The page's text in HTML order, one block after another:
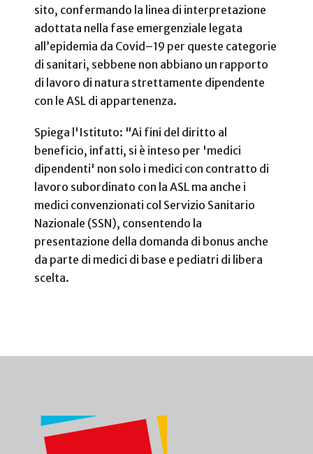
sito, confermando la linea di interpretazione
adottata nella fase emergenziale legata
all’epidemia da Covid–19 per queste categorie
di sanitari, sebbene non abbiano un rapporto
di lavoro di natura strettamente dipendente
con le ASL di appartenenza.
Spiega l'Istituto: "Ai fini del diritto al
beneficio, infatti, si è inteso per 'medici
dipendenti' non solo i medici con contratto di
lavoro subordinato con la ASL ma anche i
medici convenzionati col Servizio Sanitario
Nazionale (SSN), consentendo la
presentazione della domanda di bonus anche
da parte di medici di base e pediatri di libera
scelta.